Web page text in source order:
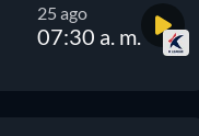
25 ago
07:30 a. m.